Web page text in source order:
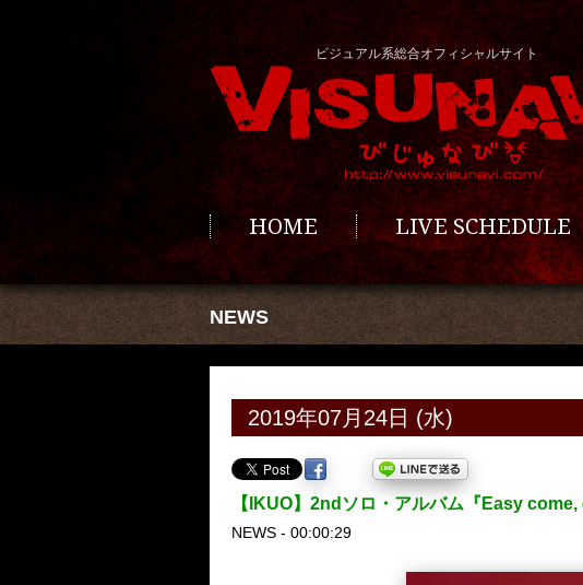
ビジュアル系総合オフィシャルサイト
HOME LIVE SCHEDULE
NEWS
2019年07月24日 (水)
【IKUO】2ndソロ・アルバム『Easy
NEWS - 00:00:29